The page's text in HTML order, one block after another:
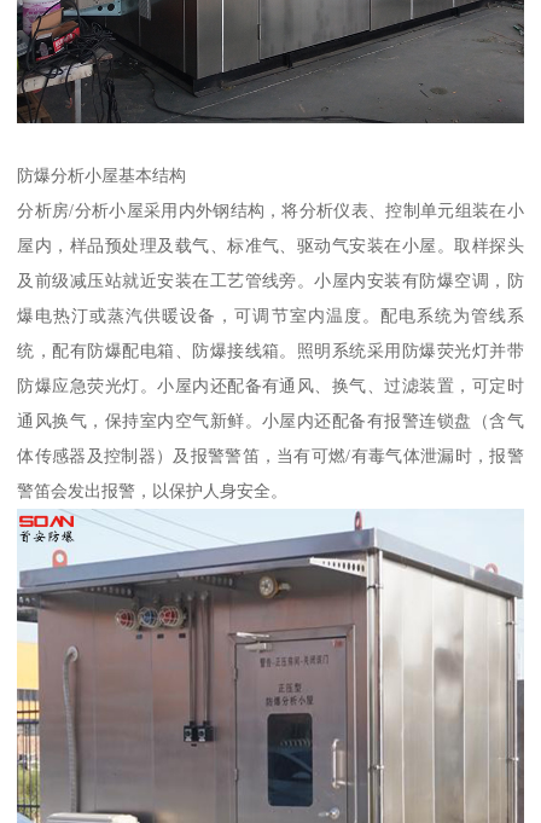
防爆分析小屋基本结构
分析房/分析小屋采用内外钢结构，将分析仪表、控制单元组装在小
屋内，样品预处理及载气、标准气、驱动气安装在小屋。取样探头
及前级减压站就近安装在工艺管线旁。小屋内安装有防爆空调，防
爆电热汀或蒸汽供暖设备，可调节室内温度。配电系统为管线系
统，配有防爆配电箱、防爆接线箱。照明系统采用防爆荧光灯并带
防爆应急荧光灯。小屋内还配备有通风、换气、过滤装置，可定时
通风换气，保持室内空气新鲜。小屋内还配备有报警连锁盘（含气
体传感器及控制器）及报警警笛，当有可燃/有毒气体泄漏时，报警
警笛会发出报警，以保护人身安全。